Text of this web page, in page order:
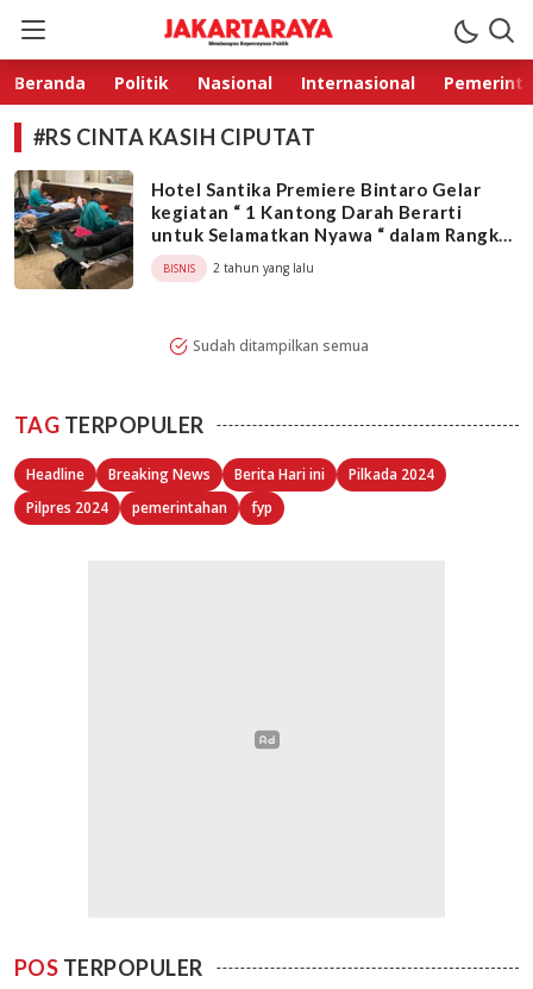
Jakarta Raya
Membangun Kepercayaan Publik
Beranda Politik Nasional Internasional
#RS CINTA KASIH CIPUTAT
Hotel Santika Premiere Bintaro Gelar
kegiatan “ 1 Kantong Darah Berarti
untuk Selamatkan Nyawa “ dalam Rangka
Peringatan Hari Kemerdekaan Indonesia
BISNIS 2 tahun yang lalu
Sudah ditampilkan semua
TAG TERPOPULER
Headline Breaking News Berita Hari ini
Pilkada 2024
Pilpres 2024
pemerintahan fyp
POS TERPOPULER